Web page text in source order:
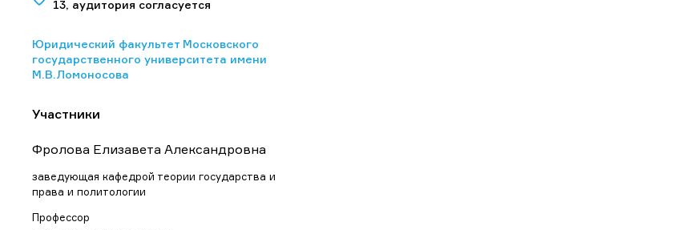
13, аудитория согласуется
Юридический факультет Московского
государственного университета имени
М.В.Ломоносова
Участники
Фролова Елизавета Александровна
заведующая кафедрой теории государства и
права и политологии
Профессор